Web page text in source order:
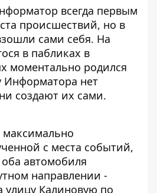
всегда первым
происшествий, но в
сами себя. На
в пабликах в
моментально родился
Информатора нет
создают их сами.
с места событий,
автомобиля
направлении -
улицу Калиновую по